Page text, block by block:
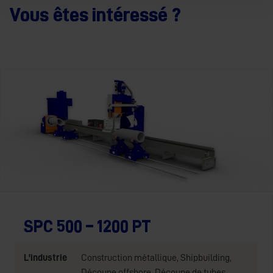
Vous êtes intéressé ?
SPC 500 – 1200 PT
L'industrie Construction métallique, Shipbuilding,